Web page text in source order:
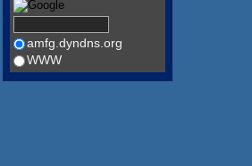
amfg.dyndns.org
WWW